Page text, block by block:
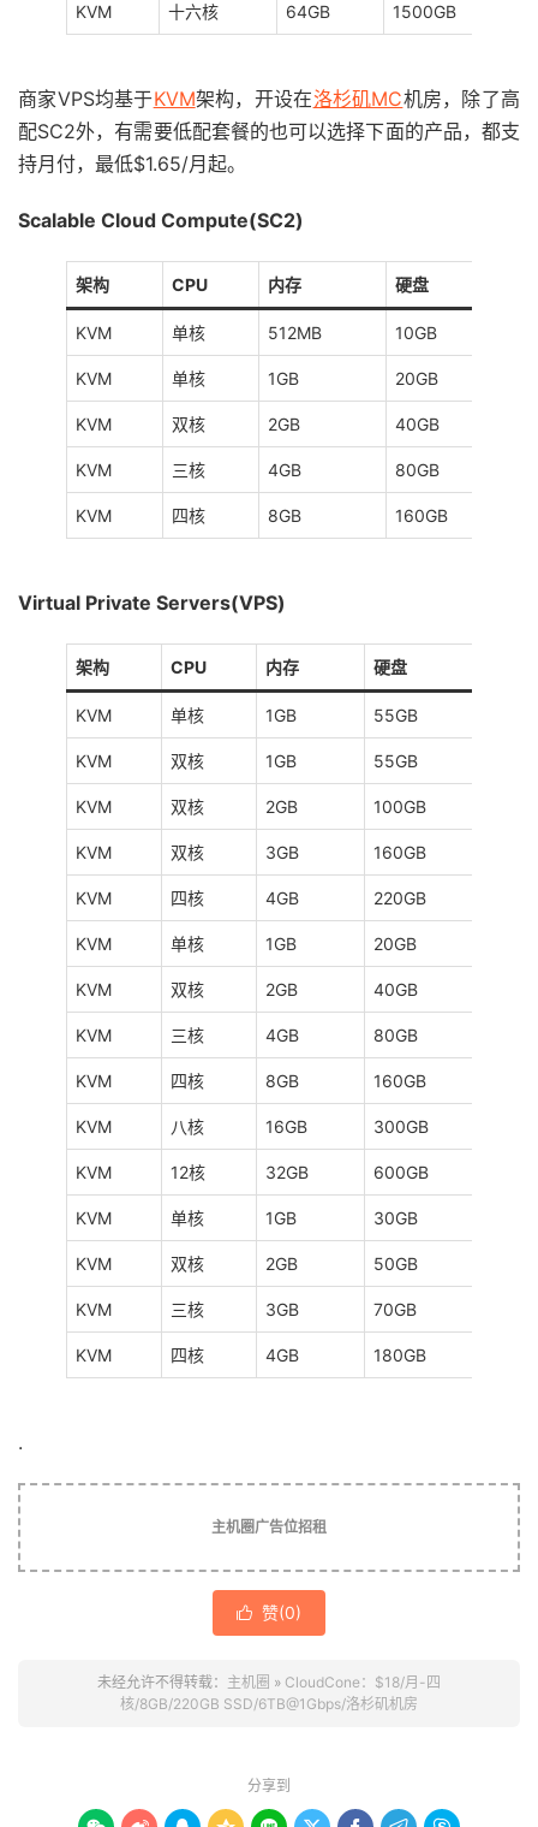
KVM 十六核 64GB 1500GB
商家VPS均基于KVM架构，开设在洛杉矶MC机房，除了高
配SC2外，有需要低配套餐的也可以选择下面的产品，都支
持月付，最低$1.65/月起。
Scalable Cloud Compute(SC2)
架构 CPU 内存 硬盘
KVM 单核 512MB 10GB
KVM 单核 1GB 20GB
KVM 双核 2GB 40GB
KVM 三核 4GB 80GB
KVM 四核 8GB 160GB
Virtual Private Servers(VPS)
架构 CPU 内存 硬盘
KVM 单核 1GB 55GB
KVM 双核 1GB 55GB
KVM 双核 2GB 100GB
KVM 双核 3GB 160GB
KVM 四核 4GB 220GB
KVM 单核 1GB 20GB
KVM 双核 2GB 40GB
KVM 三核 4GB 80GB
KVM 四核 8GB 160GB
KVM 八核 16GB 300GB
KVM 12核 32GB 600GB
KVM 单核 1GB 30GB
KVM 双核 2GB 50GB
KVM 三核 3GB 70GB
KVM 四核 4GB 180GB
.
主机圈广告位招租
 赞(0)
未经允许不得转载： 主机圈 » CloudCone：$18/月-四
核/8GB/220GB SSD/6TB@1Gbps/洛杉矶机房
分享到